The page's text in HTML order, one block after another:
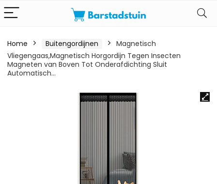
Home Buitengordijnen
Magnetisch
Vliegengaas,Magnetisch Horgordijn Tegen Insecten
Magneten van Boven Tot Onderafdichting Sluit
Automatisch…